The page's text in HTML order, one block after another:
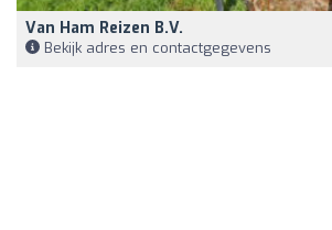
Van Ham Reizen B.V.
Bekijk adres en contactgegevens